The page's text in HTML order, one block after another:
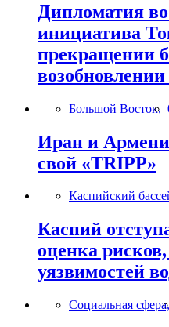
Дипломатия
инициатива
прекращении
возобновлении
Большой Восток,
Иран и
свой «TRIPP»
Каспийский
Каспий
оценка
уязвимостей
Социальная сфера,